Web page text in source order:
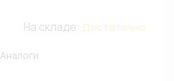
На складе: Достаточно
Аналоги